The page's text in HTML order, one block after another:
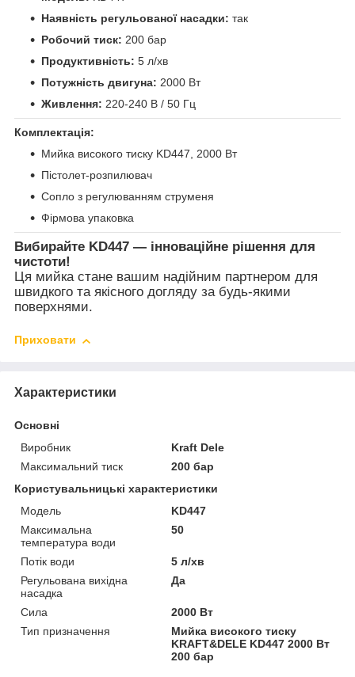
Наявність регульованої насадки: так
Робочий тиск: 200 бар
Продуктивність: 5 л/хв
Потужність двигуна: 2000 Вт
Живлення: 220-240 В / 50 Гц
Комплектація:
Мийка високого тиску KD447, 2000 Вт
Пістолет-розпилювач
Сопло з регулюванням струменя
Фірмова упаковка
Вибирайте KD447 — інноваційне рішення для
чистоти!
Ця мийка стане вашим надійним партнером для
швидкого та якісного догляду за будь-якими
поверхнями.
Приховати
Характеристики
Основні
Виробник
Kraft Dele
Максимальний тиск
200 бар
Користувальницькі характеристики
Мoдель
KD447
Максимальна
температура води
50
Потік води
5 л/хв
Регульована вихідна
насадка
Да
Сила
2000 Вт
Тип призначення
Мийка високого тиску
KRAFT&DELE KD447 2000 Вт
200 бар